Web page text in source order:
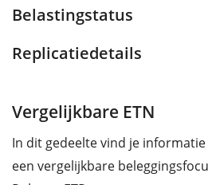
Belastingstatus
Replicatiedetails
Vergelijkbare ETN
In dit gedeelte vind je
een vergelijkbare